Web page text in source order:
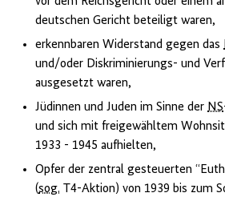
deutschen Gericht beteiligt waren,
erkennbaren Widerstand gegen das
und/oder Diskriminierungs- und
ausgesetzt waren,
Jüdinnen und Juden im Sinne der NS
und sich mit freigewähltem
1933 - 1945 aufhielten,
Opfer der zentral gesteuerten
(sog. T4-Aktion) von 1939 bis zum